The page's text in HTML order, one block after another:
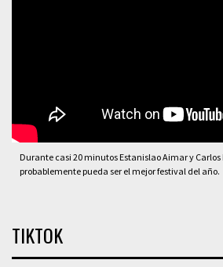
Durante casi 20 minutos Estanislao Aimar y
probablemente pueda ser el mejor festival del año.
TIKTOK